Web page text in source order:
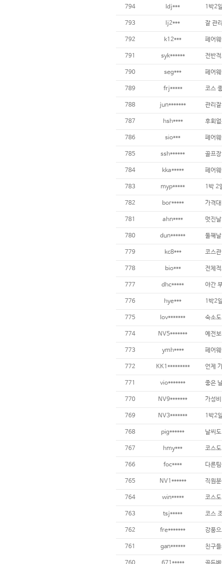
794 ldj*** 1박2
793 lj2***
792 k12***
791 syk******
790 seg***
789 frj*****
788 jun******* 관리
787 hsh****
786 sio***
785 ssh******
784 kka***** 페어
783 myp***** 1박 2
782 bor*****
781 ahn****
780 dun******
779 kc8*** 코스
778 bio*** 전체
777 dhc*****
776 hye***
775 lov*******
774 NV5*******
773 ymh****
772 KK1*********
771 vio*******
770 NV9******* 가성
769 NV3*******
768 pig******
767 hmy***
766 foc****
765 NV1****** 직원
764 win*****
763 tsj***** 코스
762 fre*******
761 gan******